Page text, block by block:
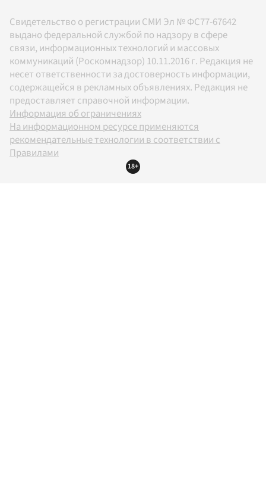
Свидетельство о регистрации СМИ Эл № ФС77-67642
выдано федеральной службой по надзору в сфере
связи, информационных технологий и массовых
коммуникаций (Роскомнадзор) 10.11.2016 г. Редакция не
несет ответственности за достоверность информации,
содержащейся в рекламных объявлениях. Редакция не
предоставляет справочной информации.
Информация об ограничениях
На информационном ресурсе применяются
рекомендательные технологии в соответствии с
Правилами
18+